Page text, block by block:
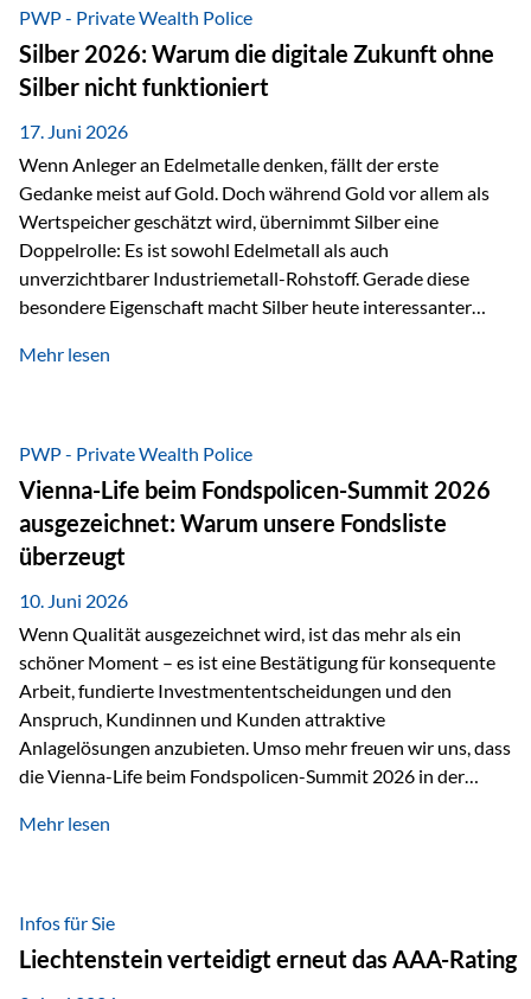
Veränderungen geprägt ist, kann diese aktive
Herangehensweise einen entscheidenden Mehrwert bieten.
Was zeichnet aktive Fonds aus? Aktive Fonds verfolgen das
Ziel, nicht nur einen Markt abzubilden, sondern gezielt
Anlageentscheidungen zu treffen. Fondsmanager
analysieren Unternehmen,…
PWP - Private Wealth Police
Silber 2026: Warum die digitale Zukunft ohne
Silber nicht funktioniert
17. Juni 2026
Wenn Anleger an Edelmetalle denken, fällt der erste
Gedanke meist auf Gold. Doch während Gold vor allem als
Wertspeicher geschätzt wird, übernimmt Silber eine
Doppelrolle: Es ist sowohl Edelmetall als auch
unverzichtbarer Industriemetall-Rohstoff. Gerade diese
besondere Eigenschaft macht Silber heute interessanter
elektrischer – und genau dort spielt Silber eine
Leitfähigkeit aller Metalle. Diese Eigenschaft macht es für
zahlreiche Zukunftstechnologien praktisch unverzichtbar.
Silber findet sich unter anderem in: Solarmodulen
Elektrofahrzeugen Halbleitern Smartphones und Tablets…
Mehr lesen
PWP - Private Wealth Police
Vienna-Life beim Fondspolicen-Summit 2026
ausgezeichnet: Warum unsere Fondsliste
überzeugt
10. Juni 2026
Wenn Qualität ausgezeichnet wird, ist das mehr als ein
schöner Moment – es ist eine Bestätigung für konsequente
Arbeit, fundierte Investmententscheidungen und den
Anspruch, Kundinnen und Kunden attraktive
Anlagelösungen anzubieten. Umso mehr freuen wir uns, dass
die Vienna-Life beim Fondspolicen-Summit 2026 in der
dieser Ehrung ist der renommierte Fondspolicenreport der
analysiert und verglichen wurden. Das Ergebnis: Die ETF-
Auswahl der Vienna-Life zählt zu den drei besten Angeboten
am Markt. Für uns ist diese Auszeichnung eine Bestätigung
Mehr lesen
Infos für Sie
Liechtenstein verteidigt erneut das AAA-Rating